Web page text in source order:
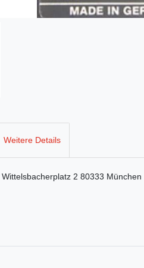
Weitere Details
Wittelsbacherplatz 2 80333 München